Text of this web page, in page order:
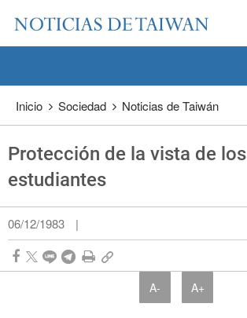
Pase a contenido principal
Inicio Sociedad Noticias de Taiwán
Protección de la vista de los
estudiantes
06/12/1983 |
A- A+